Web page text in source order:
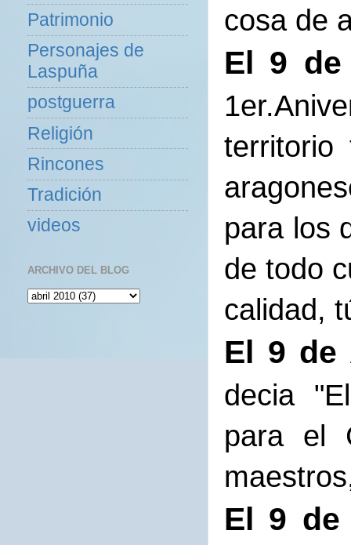
cosa de
El 9 de
territorio
para los
de todo
calidad,
El 9 de
decia
para el
El 9 de
Patrimonio
Personajes de
Laspuña
postguerra
Religión
Rincones
Tradición
videos
ARCHIVO DEL BLOG